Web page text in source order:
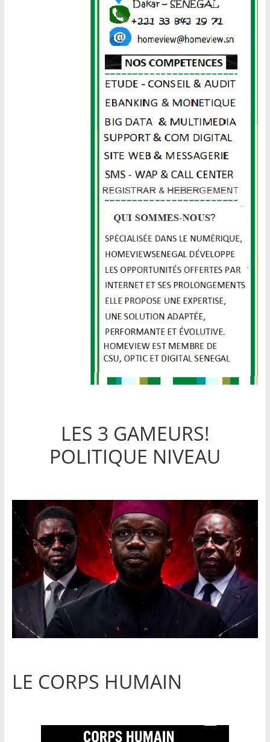
LES 3 GAMEURS!
POLITIQUE NIVEAU
LE CORPS HUMAIN